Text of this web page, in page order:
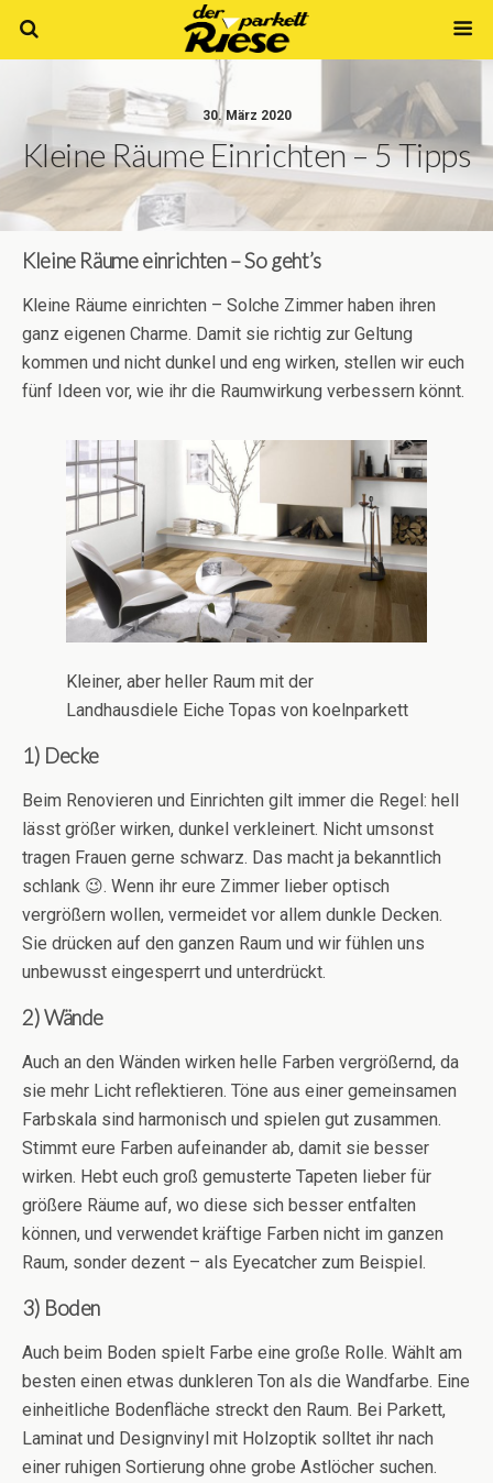
30. März 2020
Kleine Räume Einrichten – 5 Tipps
Kleine Räume einrichten – So geht’s
Kleine Räume einrichten – Solche Zimmer haben ihren
ganz eigenen Charme. Damit sie richtig zur Geltung
kommen und nicht dunkel und eng wirken, stellen wir euch
fünf Ideen vor, wie ihr die Raumwirkung verbessern könnt.
Kleiner, aber heller Raum mit der
Landhausdiele Eiche Topas von koelnparkett
1) Decke
Beim Renovieren und Einrichten gilt immer die Regel: hell
lässt größer wirken, dunkel verkleinert. Nicht umsonst
tragen Frauen gerne schwarz. Das macht ja bekanntlich
schlank 😉. Wenn ihr eure Zimmer lieber optisch
vergrößern wollen, vermeidet vor allem dunkle Decken.
Sie drücken auf den ganzen Raum und wir fühlen uns
unbewusst eingesperrt und unterdrückt.
2) Wände
Auch an den Wänden wirken helle Farben vergrößernd, da
sie mehr Licht reflektieren. Töne aus einer gemeinsamen
Farbskala sind harmonisch und spielen gut zusammen.
Stimmt eure Farben aufeinander ab, damit sie besser
wirken. Hebt euch groß gemusterte Tapeten lieber für
größere Räume auf, wo diese sich besser entfalten
können, und verwendet kräftige Farben nicht im ganzen
Raum, sonder dezent – als Eyecatcher zum Beispiel.
3) Boden
Auch beim Boden spielt Farbe eine große Rolle. Wählt am
besten einen etwas dunkleren Ton als die Wandfarbe. Eine
einheitliche Bodenfläche streckt den Raum. Bei Parkett,
Laminat und Designvinyl mit Holzoptik solltet ihr nach
einer ruhigen Sortierung ohne grobe Astlöcher suchen.